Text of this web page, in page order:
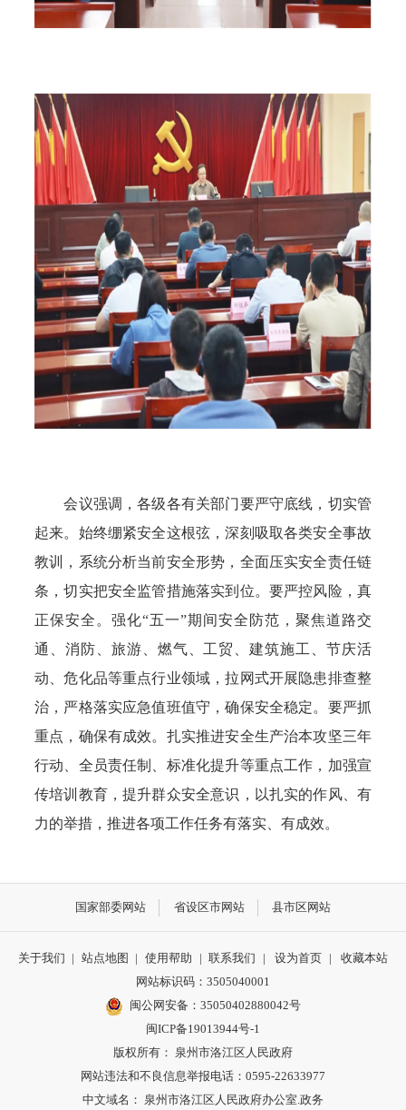
会议强调，各级各有关部门要严守底线，切实管
起来。始终绷紧安全这根弦，深刻吸取各类安全事故
教训，系统分析当前安全形势，全面压实安全责任链
条，切实把安全监管措施落实到位。要严控风险，真
正保安全。强化“五一”期间安全防范，聚焦道路交
通、消防、旅游、燃气、工贸、建筑施工、节庆活
动、危化品等重点行业领域，拉网式开展隐患排查整
治，严格落实应急值班值守，确保安全稳定。要严抓
重点，确保有成效。扎实推进安全生产治本攻坚三年
行动、全员责任制、标准化提升等重点工作，加强宣
传培训教育，提升群众安全意识，以扎实的作风、有
力的举措，推进各项工作任务有落实、有成效。
国家部委网站 省设区市网站 县市区网站
关于我们 | 站点地图 | 使用帮助 | 联系我们 | 设为首页 |
收藏本站
网站标识码：3505040001
闽公网安备：35050402880042号
闽ICP备19013944号-1
版权所有： 泉州市洛江区人民政府
网站违法和不良信息举报电话：0595-22633977
中文域名： 泉州市洛江区人民政府办公室.政务